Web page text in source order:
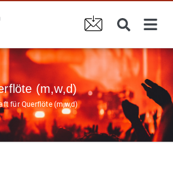
(m,w,d)
für Querflöte (m,w,d)